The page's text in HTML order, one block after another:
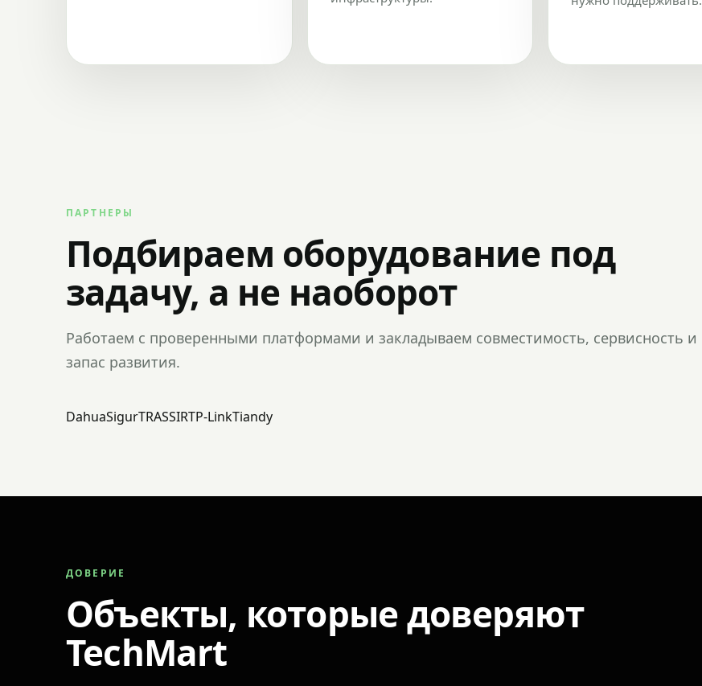
ПАРТНЕРЫ
Подбираем оборудование под
задачу, а не наоборот
Работаем с проверенными платформами и закладываем совместимость, сервисность и
запас развития.
DahuaSigurTRASSIRTP-LinkTiandy
ДОВЕРИЕ
Объекты, которые доверяют
TechMart